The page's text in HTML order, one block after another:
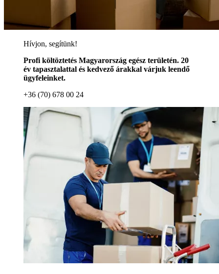
Hívjon, segítünk!
Profi költöztetés Magyarország egész területén. 20
év tapasztalattal és kedvező árakkal várjuk leendő
ügyfeleinket.
+36 (70) 678 00 24